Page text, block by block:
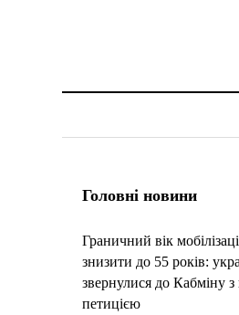
Головні новини
Граничний вік
знизити до 55 років:
звернулися до Кабміну
петицією